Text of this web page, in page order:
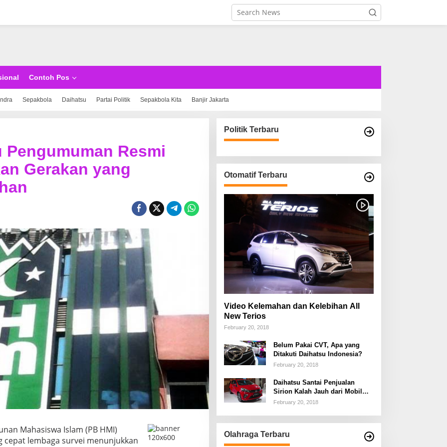
Contoh Pos
Sepakbola Daihatsu Partai Politik Sepakbola Kita Banjir Jakarta
Pengumuman Resmi
Gerakan yang
Mahasiswa Islam (PB HMI)
lembaga survei menunjukkan
Politik Terbaru
Otomatif Terbaru
Video Kelemahan dan Kelebihan All
New Terios
February 20, 2018
Belum Pakai CVT, Apa yang
Ditakuti Daihatsu Indonesia?
February 20, 2018
Daihatsu Santai Penjualan
Sirion Kalah Jauh dari Mobil
LCGC
February 20, 2018
Olahraga Terbaru